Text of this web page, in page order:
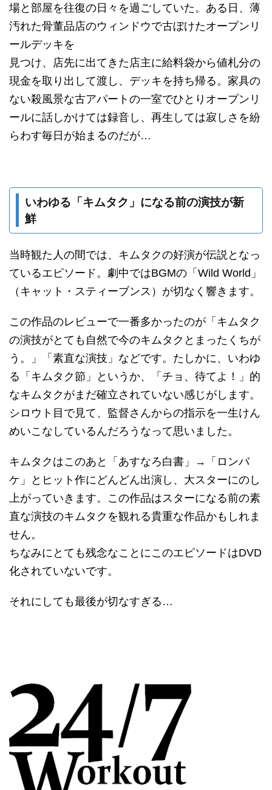
場と部屋を往復の日々を過ごしていた。ある日、薄
汚れた骨董品店のウィンドウで古ぼけたオープンリ
ールデッキを
見つけ、店先に出てきた店主に給料袋から値札分の
現金を取り出して渡し、デッキを持ち帰る。家具の
ない殺風景な古アパートの一室でひとりオープンリ
ールに話しかけては録音し、再生しては寂しさを紛
らわす毎日が始まるのだが…
いわゆる「キムタク」になる前の演技が新
鮮
当時観た人の間では、キムタクの好演が伝説となっ
ているエピソード。劇中ではBGMの「Wild World」
（キャット・スティーブンス）が切なく響きます。
この作品のレビューで一番多かったのが「キムタク
の演技がとても自然で今のキムタクとまったくちが
う。」「素直な演技」などです。たしかに、いわゆ
る「キムタク節」というか、「チョ、待てよ！」的
なキムタクがまだ確立されていない感じがします。
シロウト目で見て、監督さんからの指示を一生けん
めいこなしているんだろうなって思いました。
キムタクはこのあと「あすなろ白書」→「ロンバ
ケ」とヒット作にどんどん出演し、大スターにのし
上がっていきます。この作品はスターになる前の素
直な演技のキムタクを観れる貴重な作品かもしれま
せん。
ちなみにとても残念なことにこのエピソードはDVD
化されていないです。
それにしても最後が切なすぎる…